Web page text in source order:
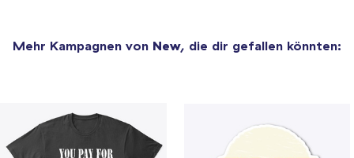
Mehr Kampagnen von New, die dir gefallen könnten: